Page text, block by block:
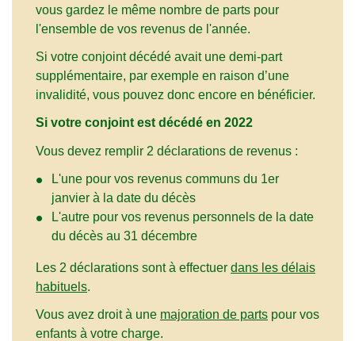
vous gardez le même nombre de parts pour
l'ensemble de vos revenus de l'année.
Si votre conjoint décédé avait une demi-part
supplémentaire, par exemple en raison d’une
invalidité, vous pouvez donc encore en bénéficier.
Si votre conjoint est décédé en 2022
Vous devez remplir 2 déclarations de revenus :
L'une pour vos revenus communs du 1er
janvier à la date du décès
L'autre pour vos revenus personnels de la date
du décès au 31 décembre
Les 2 déclarations sont à effectuer dans les délais
habituels.
Vous avez droit à une majoration de parts pour vos
enfants à votre charge.